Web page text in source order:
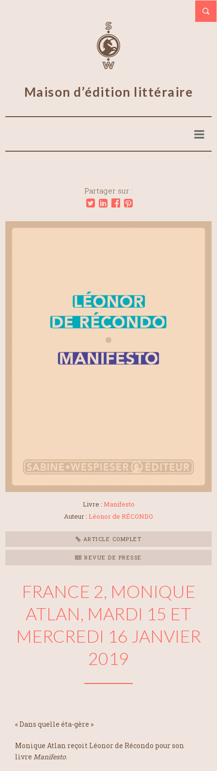
Maison d’édition littéraire
Partager sur :
Livre : Manifesto
Auteur : Léonor de RÉCONDO
ARTICLE COMPLET
REVUE DE PRESSE
FRANCE 2, MONIQUE
ATLAN, MARDI 15 ET
MERCREDI 16 JANVIER
2019
« Dans quelle éta-gère »
Monique Atlan reçoit Léonor de Récondo pour son
livre Manifesto.